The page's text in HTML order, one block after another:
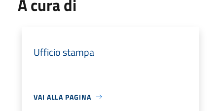
A cura di
Ufficio stampa
VAI ALLA PAGINA